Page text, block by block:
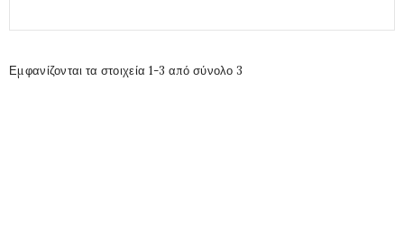
Εμφανίζονται τα στοιχεία 1-3 από σύνολο 3